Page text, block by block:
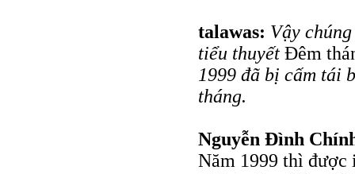
talawas: Vậy
tiểu thuyết Đêm
1999 đã bị cấm tái
tháng.
Nguyễn Đình
Năm 1999 thì được